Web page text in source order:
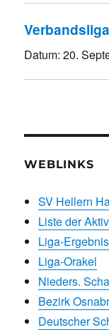
Datum:20.
WEBLINKS
SV Hellern
Liste der
Liga-
Liga-Orakel
Nieders.
Bezirk
Deutscher